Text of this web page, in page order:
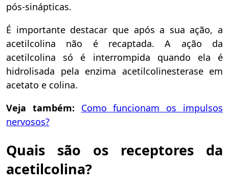
pós-sinápticas.
É importante destacar que após a sua ação, a
acetilcolina não é recaptada. A ação da
acetilcolina só é interrompida quando ela é
hidrolisada pela enzima acetilcolinesterase em
acetato e colina.
Veja também: Como funcionam os impulsos
nervosos?
Quais são os receptores da
acetilcolina?